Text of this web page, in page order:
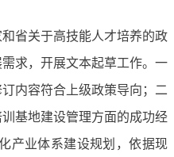
省关于高技能人才培养的政
求，开展文本起草工作。一
内容符合上级政策导向；二
基地建设管理方面的成功经
产业体系建设规划，依据现